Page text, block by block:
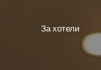
За хотели